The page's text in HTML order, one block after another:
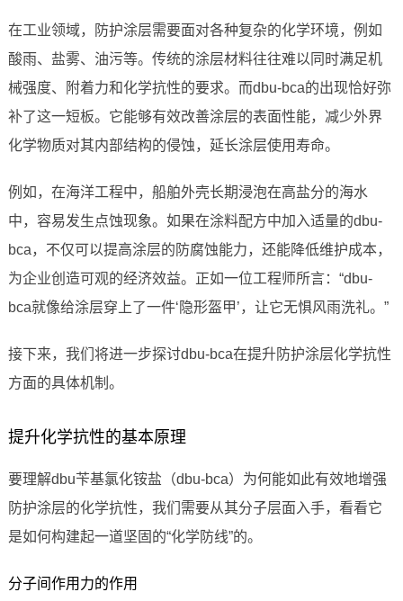
在工业领域，防护涂层需要面对各种复杂的化学环境，例如
酸雨、盐雾、油污等。传统的涂层材料往往难以同时满足机
械强度、附着力和化学抗性的要求。而dbu-bca的出现恰好弥
补了这一短板。它能够有效改善涂层的表面性能，减少外界
化学物质对其内部结构的侵蚀，延长涂层使用寿命。
例如，在海洋工程中，船舶外壳长期浸泡在高盐分的海水
中，容易发生点蚀现象。如果在涂料配方中加入适量的dbu-
bca，不仅可以提高涂层的防腐蚀能力，还能降低维护成本，
为企业创造可观的经济效益。正如一位工程师所言：“dbu-
bca就像给涂层穿上了一件‘隐形盔甲’，让它无惧风雨洗礼。”
接下来，我们将进一步探讨dbu-bca在提升防护涂层化学抗性
方面的具体机制。
提升化学抗性的基本原理
要理解dbu苄基氯化铵盐（dbu-bca）为何能如此有效地增强
防护涂层的化学抗性，我们需要从其分子层面入手，看看它
是如何构建起一道坚固的“化学防线”的。
分子间作用力的作用